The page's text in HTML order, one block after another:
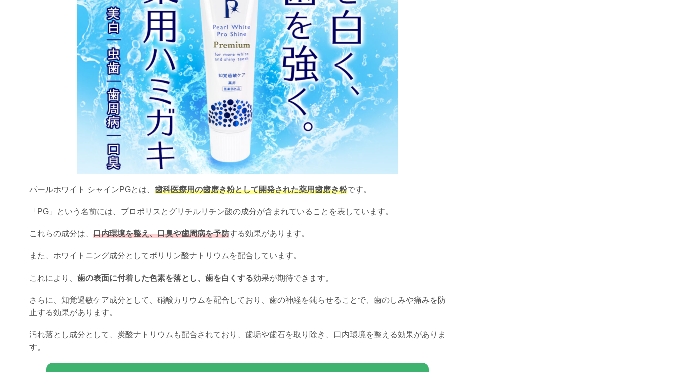
パールホワイト シャインPGとは、 歯科医療用の歯磨き粉として開発された薬用歯磨き粉です。
「PG」という名前には、プロポリスとグリチルリチン酸の成分が含まれていることを表しています。
これらの成分は、 口内環境を整え、口臭や歯周病を予防する効果があります。
また、ホワイトニング成分としてポリリン酸ナトリウムを配合しています。
これにより、 歯の表面に付着した色素を落とし、歯を白くする効果が期待できます。
さらに、知覚過敏ケア成分として、硝酸カリウムを配合しており、歯の神経を鈍らせることで、歯のしみや痛みを防
止する効果があります。
汚れ落とし成分として、炭酸ナトリウムも配合されており、歯垢や歯石を取り除き、口内環境を整える効果がありま
す。